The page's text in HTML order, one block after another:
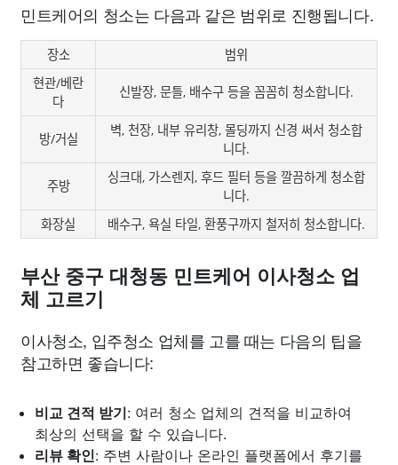
민트케어의 청소는 다음과 같은 범위로 진행됩니다.
장소
범위
현관/베란
다
신발장, 문틀, 배수구 등을 꼼꼼히 청소합니다.
방/거실
벽, 천장, 내부 유리창, 몰딩까지 신경 써서 청소합
니다.
주방
싱크대, 가스렌지, 후드 필터 등을 깔끔하게 청소합
니다.
화장실
배수구, 욕실 타일, 환풍구까지 철저히 청소합니다.
부산 중구 대청동 민트케어 이사청소 업
체 고르기
이사청소, 입주청소 업체를 고를 때는 다음의 팁을
참고하면 좋습니다:
비교 견적 받기: 여러 청소 업체의 견적을 비교하여
최상의 선택을 할 수 있습니다.
리뷰 확인: 주변 사람이나 온라인 플랫폼에서 후기를